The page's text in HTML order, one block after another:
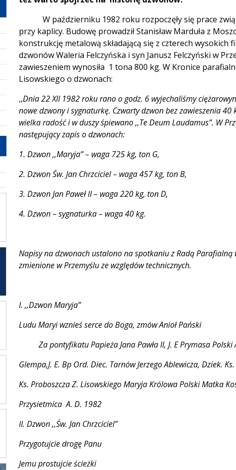
W październiku 1982 roku rozpoczęły się prace
przy kaplicy. Budowę prowadził Stanisław Marduła z
konstrukcję metalową składającą się z czterech wysokich
dzwonów Waleria Felczyńska i syn Janusz Felczyński w
zawieszeniem wynosiła 1 tona 800 kg. W Kronice
Lisowskiego o dzwonach:
,,Dnia 22 XII 1982 roku rano o godz. 6 wyjechaliśmy
nowe dzwony i sygnaturkę. Czwarty dzwon bez zawieszenia 40
wielka radość i w duszy śpiewano ,,Te Deum Laudamus”. W
następujący zapis o dzwonach:
1. Dzwon ,,Maryja” – waga 725 kg, ton G,
2. Dzwon Św. Jan Chrzciciel – waga 457 kg, ton B,
3. Dzwon Jan Paweł II – waga 220 kg, ton D,
4. Dzwon – sygnaturka – waga 40 kg.
Napisy na dzwonach ustalono na spotkaniu z Radą Parafialną
zmienione w Przemyślu ze względów technicznych.
I. ,,Dzwon Maryja”
Ludu Maryi wznieś serce do Boga, zmów Anioł Pański
Za pontyfikatu Papieża Jana Pawła II, J. E Prymasa Polski
Glempa,J. E. Bp Ord. Diec. Tarnów Jerzego Ablewicza, Dziek.
Ks. Proboszcza Z. Lisowskiego Maryja Królowa Polski Matka
Przysietmica A. D. 1982
II. Dzwon ,,Św. Jan Chrzciciel”
Przygotujcie drogę Panu
Jemu prostujcie ścieżki